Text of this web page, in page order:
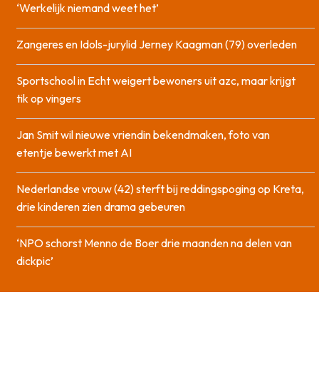
‘Werkelijk niemand weet het’
Zangeres en Idols-jurylid Jerney Kaagman (79) overleden
Sportschool in Echt weigert bewoners uit azc, maar krijgt
tik op vingers
Jan Smit wil nieuwe vriendin bekendmaken, foto van
etentje bewerkt met AI
Nederlandse vrouw (42) sterft bij reddingspoging op Kreta,
drie kinderen zien drama gebeuren
‘NPO schorst Menno de Boer drie maanden na delen van
dickpic’